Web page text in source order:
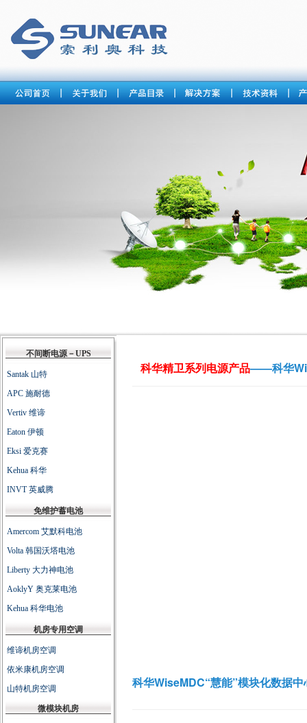
科华精卫系列电源产品——科华
科华WiseMDC“慧能”模块化数据